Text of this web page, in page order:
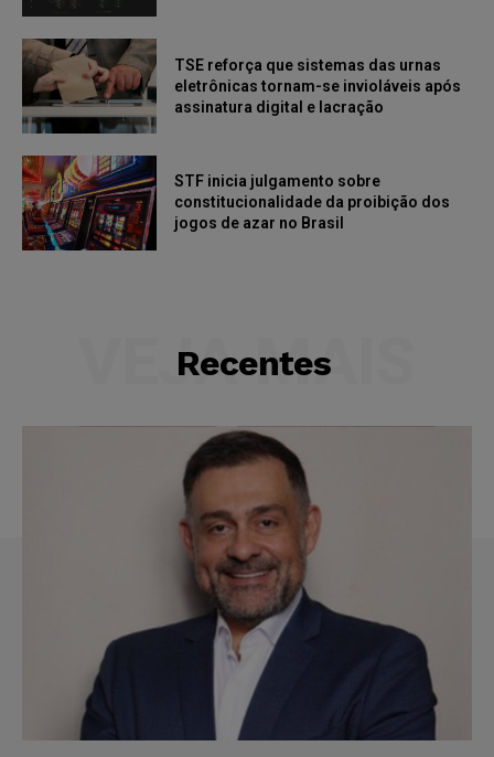
TSE reforça que sistemas das urnas
eletrônicas tornam-se invioláveis após
assinatura digital e lacração
STF inicia julgamento sobre
constitucionalidade da proibição dos
jogos de azar no Brasil
Recentes
VEJA MAIS